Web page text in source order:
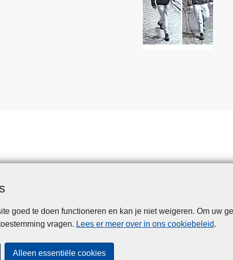
goed te doen functioneren en kan je niet weigeren. Om uw
vragen. Lees er meer over in ons cookiebeleid.
Alleen essentiële cookies
Disclaimer Privacy Cookies Toegankelijkheid
© 2026 Politie.be